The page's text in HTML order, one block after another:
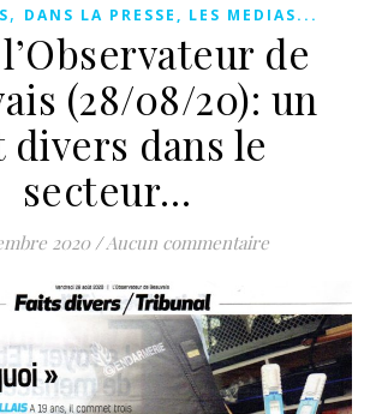
, DANS LA PRESSE, LES MEDIAS...
de
(28/08/20): un
divers dans le
secteur…
2020 /Aucun commentaire